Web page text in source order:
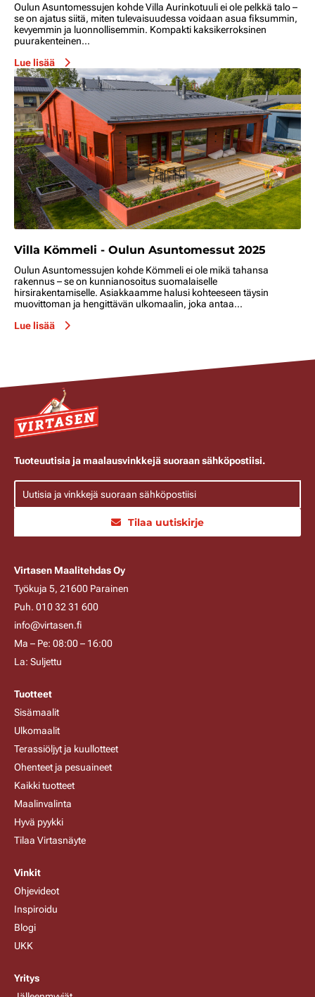
Oulun Asuntomessujen kohde Villa Aurinkotuuli ei ole pelkkä talo –
se on ajatus siitä, miten tulevaisuudessa voidaan asua fiksummin,
kevyemmin ja luonnollisemmin. Kompakti kaksikerroksinen
puurakenteinen...
Lue lisää
Villa Kömmeli - Oulun Asuntomessut 2025
Oulun Asuntomessujen kohde Kömmeli ei ole mikä tahansa
rakennus – se on kunnianosoitus suomalaiselle
hirsirakentamiselle. Asiakkaamme halusi kohteeseen täysin
muovittoman ja hengittävän ulkomaalin, joka antaa...
Lue lisää
Tuoteuutisia ja maalausvinkkejä suoraan sähköpostiisi.
Tilaa uutiskirje
Virtasen Maalitehdas Oy
Työkuja 5, 21600 Parainen
Puh. 010 32 31 600
info@virtasen.fi
Ma – Pe: 08:00 – 16:00
La: Suljettu
Tuotteet
Sisämaalit
Ulkomaalit
Terassiöljyt ja kuullotteet
Ohenteet ja pesuaineet
Kaikki tuotteet
Maalinvalinta
Hyvä pyykki
Tilaa Virtasnäyte
Vinkit
Ohjevideot
Inspiroidu
Blogi
UKK
Yritys